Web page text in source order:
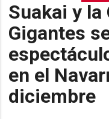
Suakai y la
Gigantes
en el
diciembre